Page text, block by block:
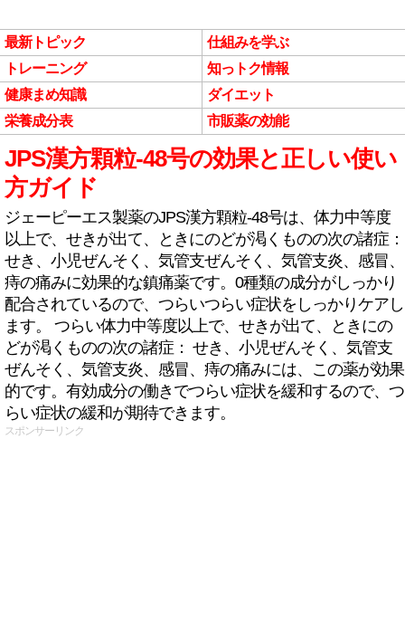
最新トピック
仕組みを学ぶ
トレーニング
知っトク情報
健康まめ知識
ダイエット
栄養成分表
市販薬の効能
JPS漢方顆粒-48号の効果と正しい使い
方ガイド
ジェーピーエス製薬のJPS漢方顆粒-48号は、体力中等度
以上で、せきが出て、ときにのどが渇くものの次の諸症：
せき、小児ぜんそく、気管支ぜんそく、気管支炎、感冒、
痔の痛みに効果的な鎮痛薬です。0種類の成分がしっかり
配合されているので、つらいつらい症状をしっかりケアし
ます。 つらい体力中等度以上で、せきが出て、ときにの
どが渇くものの次の諸症： せき、小児ぜんそく、気管支
ぜんそく、気管支炎、感冒、痔の痛みには、この薬が効果
的です。有効成分の働きでつらい症状を緩和するので、つ
らい症状の緩和が期待できます。
スポンサーリンク